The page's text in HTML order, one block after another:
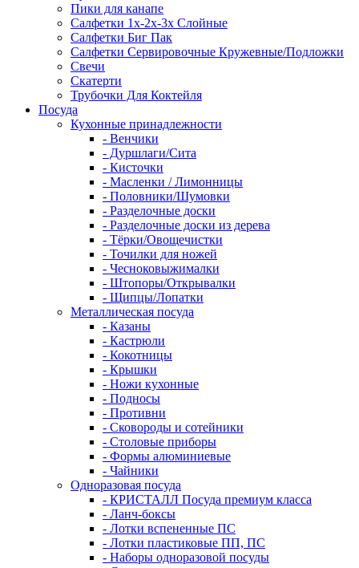
Пики для канапе
Салфетки 1х-2х-3х Слойные
Салфетки Биг Пак
Салфетки Сервировочные Кружевные/Подложки
Свечи
Скатерти
Трубочки Для Коктейля
Посуда
Кухонные принадлежности
- Венчики
- Дуршлаги/Сита
- Кисточки
- Масленки / Лимонницы
- Половники/Шумовки
- Разделочные доски
- Разделочные доски из дерева
- Тёрки/Овощечистки
- Точилки для ножей
- Чесноковыжималки
- Штопоры/Открывалки
- Щипцы/Лопатки
Металлическая посуда
- Казаны
- Кастрюли
- Кокотницы
- Крышки
- Ножи кухонные
- Подносы
- Противни
- Сковороды и сотейники
- Столовые приборы
- Формы алюминиевые
- Чайники
Одноразовая посуда
- КРИСТАЛЛ Посуда премиум класса
- Ланч-боксы
- Лотки вспененные ПС
- Лотки пластиковые ПП, ПС
- Наборы одноразовой посуды